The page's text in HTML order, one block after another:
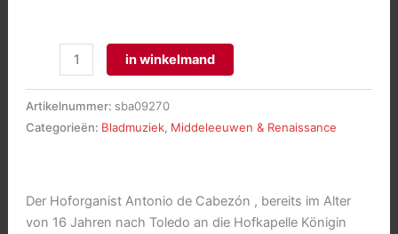
Ausgewählte
Werke
aantal
in winkelmand
Artikelnummer: sba09270
Categorieën: Bladmuziek, Middeleeuwen & Renaissance
Der Hoforganist Antonio de Cabezón , bereits im Alter
von 16 Jahren nach Toledo an die Hofkapelle Königin